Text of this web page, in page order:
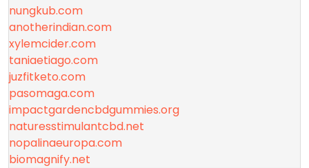
nungkub.com
anotherindian.com
xylemcider.com
taniaetiago.com
juzfitketo.com
pasomaga.com
impactgardencbdgummies.org
naturesstimulantcbd.net
nopalinaeuropa.com
biomagnify.net